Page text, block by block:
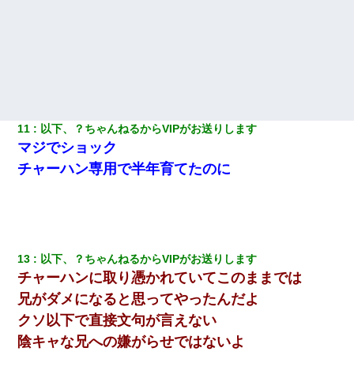
11 以下、？ちゃんねるからVIPがお送りします
マジでショック
チャーハン専用で半年育てたのに
13 以下、？ちゃんねるからVIPがお送りします
チャーハンに取り憑かれていてこのままでは
兄がダメになると思ってやったんだよ
クソ以下で直接文句が言えない
陰キャな兄への嫌がらせではないよ